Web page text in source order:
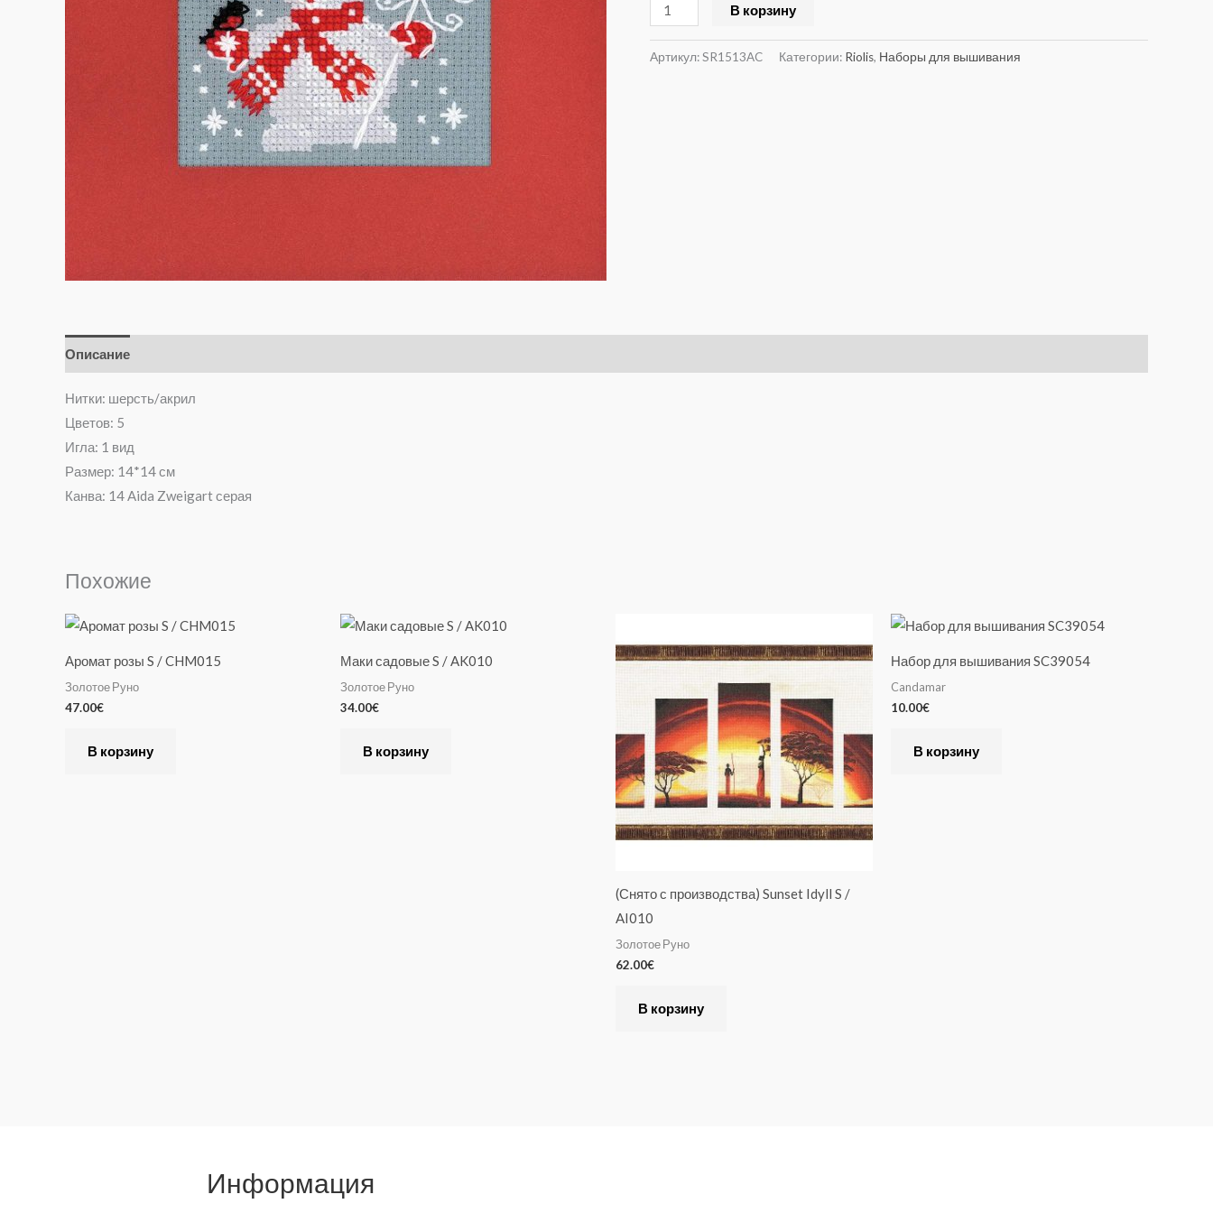
В корзину
Артикул:SR1513AC Категории: Riolis, Наборы для вышивания
Описание
Нитки: шерсть/акрил
Цветов: 5
Игла: 1 вид
Размер: 14*14 см
Канва: 14 Aida Zweigart серая
Похожие
Аромат розы S / CHM015
Золотое Руно
47.00€
В корзину
Маки садовые S / AK010
Золотое Руно
34.00€
В корзину
(Снято с производства) Sunset Idyll S /
AI010
Золотое Руно
62.00€
В корзину
Набор для вышивания SC39054
Candamar
10.00€
В корзину
Информация